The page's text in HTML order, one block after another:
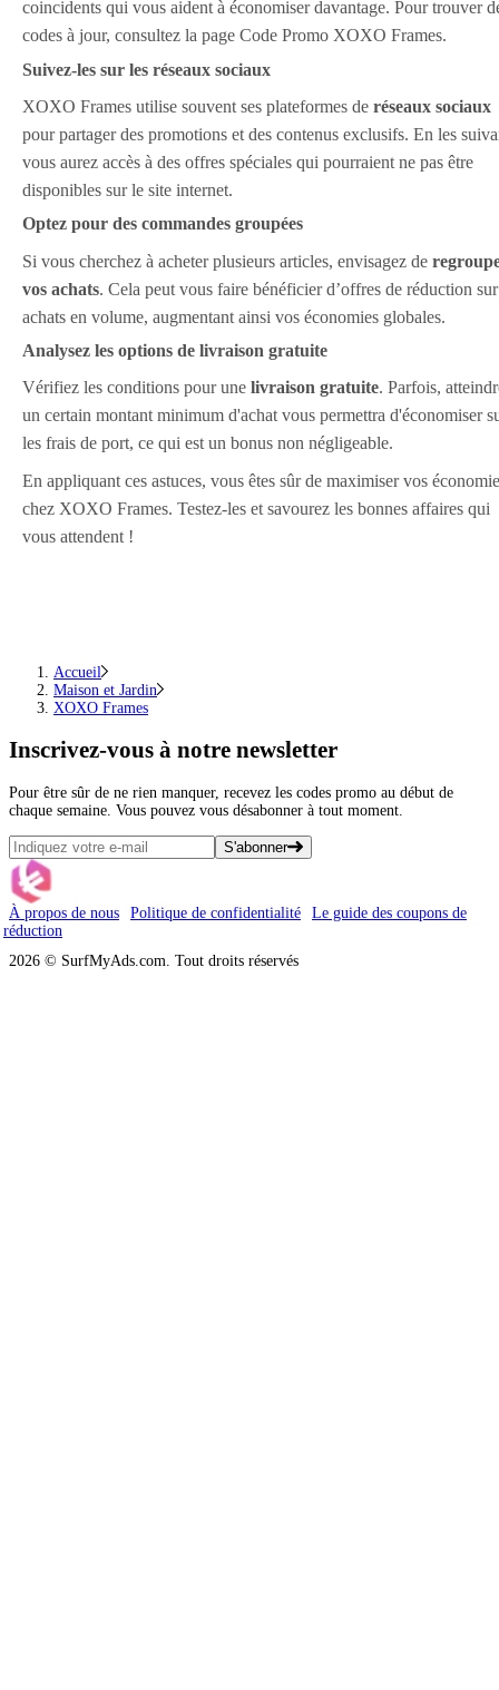
coincidents qui vous aident à économiser davantage. Pour trouver
codes à jour, consultez la page Code Promo XOXO Frames.
Suivez-les sur les réseaux sociaux
XOXO Frames utilise souvent ses plateformes de réseaux sociaux
pour partager des promotions et des contenus exclusifs. En les
vous aurez accès à des offres spéciales qui pourraient ne pas être
disponibles sur le site internet.
Optez pour des commandes groupées
Si vous cherchez à acheter plusieurs articles, envisagez de
vos achats. Cela peut vous faire bénéficier d’offres de réduction
achats en volume, augmentant ainsi vos économies globales.
Analysez les options de livraison gratuite
Vérifiez les conditions pour une livraison gratuite. Parfois,
un certain montant minimum d'achat vous permettra d'économiser
les frais de port, ce qui est un bonus non négligeable.
En appliquant ces astuces, vous êtes sûr de maximiser vos
chez XOXO Frames. Testez-les et savourez les bonnes affaires qui
vous attendent !
Accueil
Maison et Jardin
XOXO Frames
Inscrivez-vous à notre newsletter
Pour être sûr de ne rien manquer, recevez les codes promo au début de
chaque semaine. Vous pouvez vous désabonner à tout moment.
S'abonner
À propos de nous Politique de confidentialité
Le guide des coupons de
réduction
2026 © SurfMyAds.com. Tout droits réservés